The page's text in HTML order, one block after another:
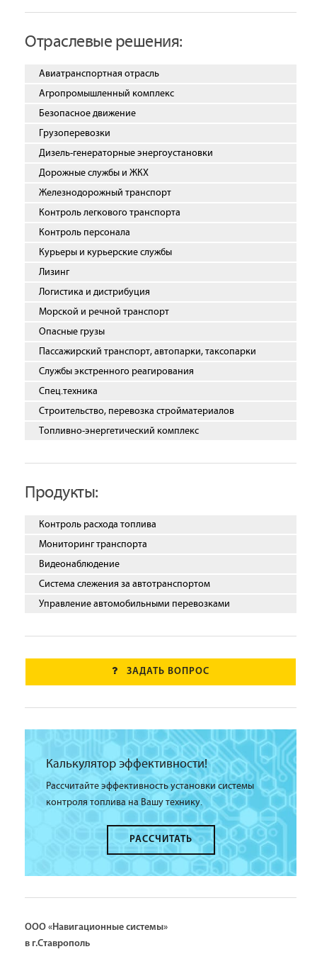
Отраслевые решения:
Авиатранспортная отрасль
Агропромышленный комплекс
Безопасное движение
Грузоперевозки
Дизель-генераторные энергоустановки
Дорожные службы и ЖКХ
Железнодорожный транспорт
Контроль легкового транспорта
Контроль персонала
Курьеры и курьерские службы
Лизинг
Логистика и дистрибуция
Морской и речной транспорт
Опасные грузы
Пассажирский транспорт, автопарки, таксопарки
Службы экстренного реагирования
Спец.техника
Строительство, перевозка стройматериалов
Топливно-энергетический комплекс
Продукты:
Контроль расхода топлива
Мониторинг транспорта
Видеонаблюдение
Система слежения за автотранспортом
Управление автомобильными перевозками
ЗАДАТЬ ВОПРОС
Калькулятор эффективности!
Рассчитайте эффективность установки системы
контроля топлива на Вашу технику.
РАССЧИТАТЬ
ООО «Навигационные системы»
в г.Ставрополь